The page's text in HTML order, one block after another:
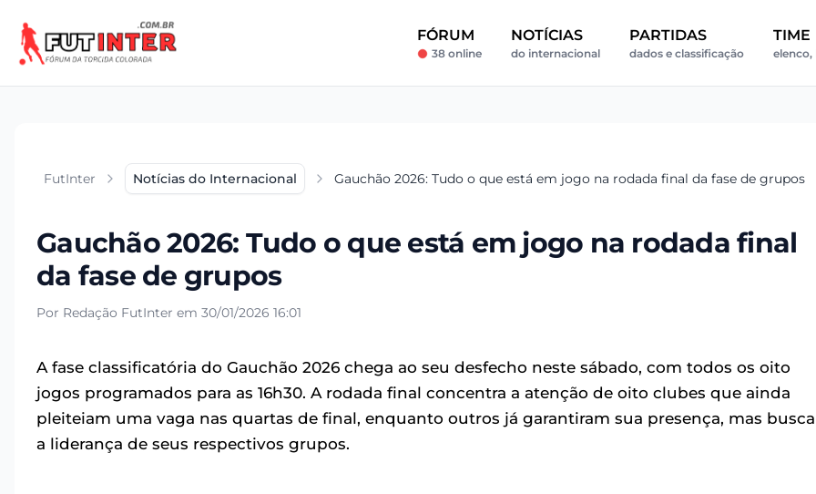
FÓRUM
38 online
NOTÍCIAS
do internacional
PARTIDAS
dados e classificação
TIME
elenco,
FutInter Notícias do Internacional Gauchão 2026: Tudo o que está em jogo na rodada final da fase de grupos
Gauchão 2026: Tudo o que está em jogo na rodada final
da fase de grupos
Por Redação FutInter em 30/01/2026 16:01
A fase classificatória do Gauchão 2026 chega ao seu desfecho neste sábado, com todos os oito
jogos programados para as 16h30. A rodada final concentra a atenção de oito clubes que ainda
pleiteiam uma vaga nas quartas de final, enquanto outros já garantiram sua presença, mas
a liderança de seus respectivos grupos.